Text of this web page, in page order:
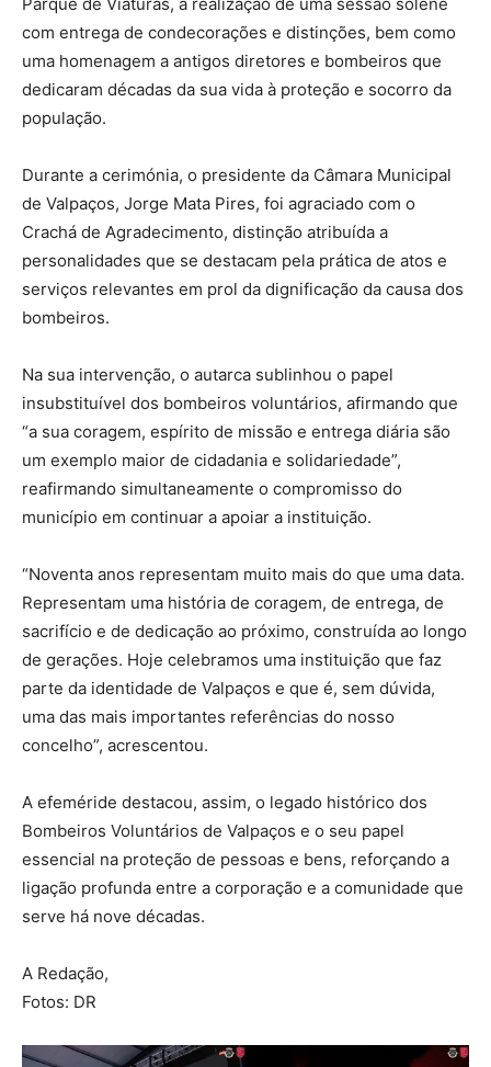
com entrega de condecorações e distinções, bem como
uma homenagem a antigos diretores e bombeiros que
dedicaram décadas da sua vida à proteção e socorro da
população.
Durante a cerimónia, o presidente da Câmara Municipal
de Valpaços, Jorge Mata Pires, foi agraciado com o
Crachá de Agradecimento, distinção atribuída a
personalidades que se destacam pela prática de atos e
serviços relevantes em prol da dignificação da causa dos
bombeiros.
Na sua intervenção, o autarca sublinhou o papel
insubstituível dos bombeiros voluntários, afirmando que
“a sua coragem, espírito de missão e entrega diária são
um exemplo maior de cidadania e solidariedade”,
reafirmando simultaneamente o compromisso do
município em continuar a apoiar a instituição.
“Noventa anos representam muito mais do que uma data.
Representam uma história de coragem, de entrega, de
sacrifício e de dedicação ao próximo, construída ao longo
de gerações. Hoje celebramos uma instituição que faz
parte da identidade de Valpaços e que é, sem dúvida,
uma das mais importantes referências do nosso
concelho”, acrescentou.
A efeméride destacou, assim, o legado histórico dos
Bombeiros Voluntários de Valpaços e o seu papel
essencial na proteção de pessoas e bens, reforçando a
ligação profunda entre a corporação e a comunidade que
serve há nove décadas.
A Redação,
Fotos: DR